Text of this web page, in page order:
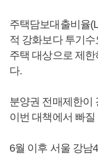
주택담보대출비율
적 강화보다 투기
주택 대상으로 제
다.
분양권 전매제한이
이번 대책에서 빠
6월 이후 서울 강남